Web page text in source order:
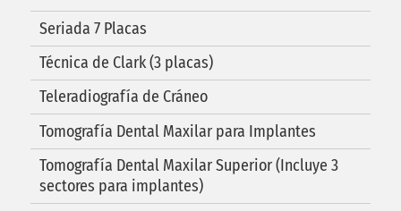
Seriada 7 Placas
Técnica de Clark (3 placas)
Teleradiografía de Cráneo
Tomografía Dental Maxilar para Implantes
Tomografía Dental Maxilar Superior (Incluye 3
sectores para implantes)